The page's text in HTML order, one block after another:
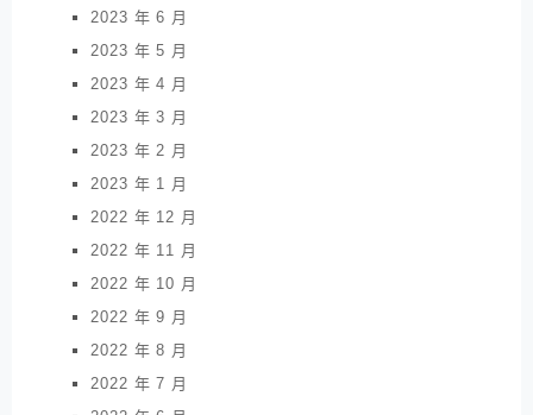
2023 年 6 月
2023 年 5 月
2023 年 4 月
2023 年 3 月
2023 年 2 月
2023 年 1 月
2022 年 12 月
2022 年 11 月
2022 年 10 月
2022 年 9 月
2022 年 8 月
2022 年 7 月